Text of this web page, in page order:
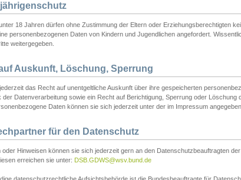
18 Jahren dürfen ohne Zustimmung der Eltern oder Erziehungsberechtigten
personenbezogenen Daten von Kindern und Jugendlichen angefordert.
weitergegeben.
Auskunft, Löschung, Sperrung
das Recht auf unentgeltliche Auskunft über ihre gespeicherten
der Datenverarbeitung sowie ein Recht auf Berichtigung, Sperrung oder
Daten können sie sich jederzeit unter der im Impressum
für den Datenschutz
oder Hinweisen können sie sich jederzeit gern an den Datenschutzbeauftragten
erreichen sie unter: DSB.GDWS@wsv.bund.de